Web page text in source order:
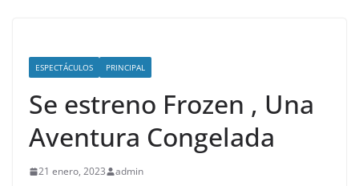
ESPECTÁCULOS PRINCIPAL
Se estreno Frozen , Una
Aventura Congelada
21 enero, 2023 admin